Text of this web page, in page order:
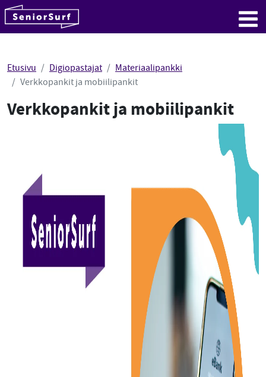
Hyppää sisältöön
Etusivu Digiopastajat
Materiaalipankki
Verkkopankit ja mobiilipankit
Verkkopankit ja mobiilipankit